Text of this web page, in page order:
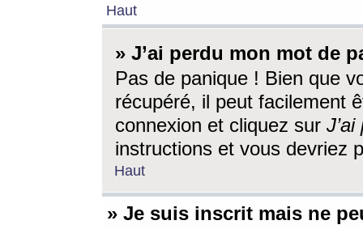
Haut
» J’ai perdu mon mot de
Pas de panique ! Bien que
récupéré, il peut facilement
connexion et cliquez sur
instructions et vous devriez
Haut
» Je suis inscrit mais ne